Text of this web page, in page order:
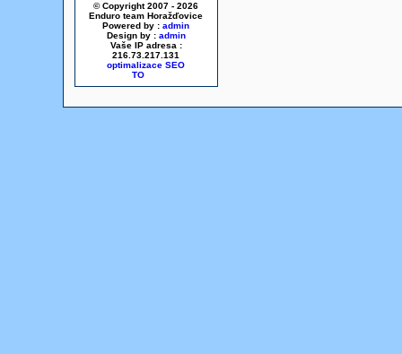
© Copyright 2007 - 2026
Enduro team Horažďovice
Powered by : admin
Design by : admin
Vaše IP adresa :
216.73.217.131
optimalizace SEO